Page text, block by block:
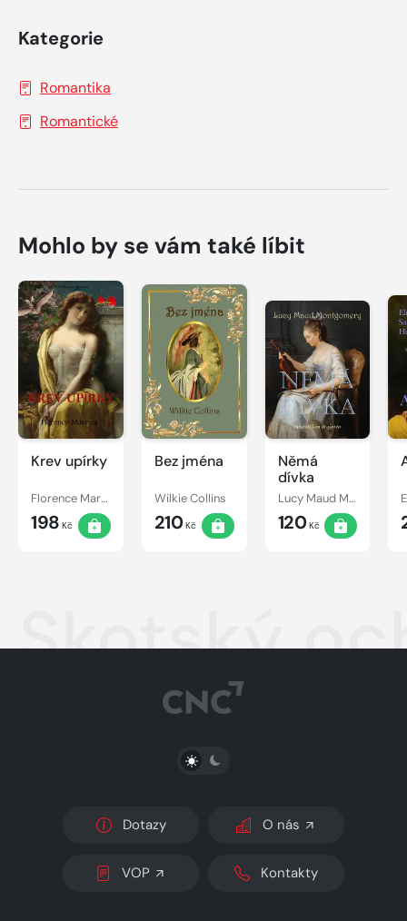
Kategorie
Romantika
Romantické
Mohlo by se vám také líbit
Krev upírky
Florence Marryat
198 Kč
Bez jména
Wilkie Collins
210Kč
Němá
dívka
Lucy Maud Montgomery
120Kč
Skotský
PŘEPNOUT SVĚTLÝ/TMAVÝ REŽIM
Dotazy O nás
VOP Kontakty